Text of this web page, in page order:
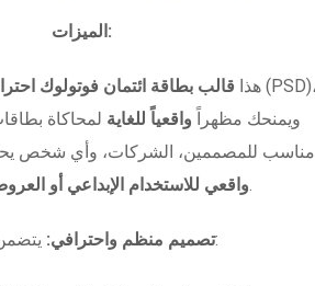
الميزات:
هذا قالب بطاقة ائتمان فوتولوك
ويمنحك مظهراً واقعياً للغاية لمحاكاة
مناسب للمصممين، الشركات، وأي شخص
واقعي للاستخدام الإبداعي أو.
تصميم منظم واحترافي:يتضمن الملف: